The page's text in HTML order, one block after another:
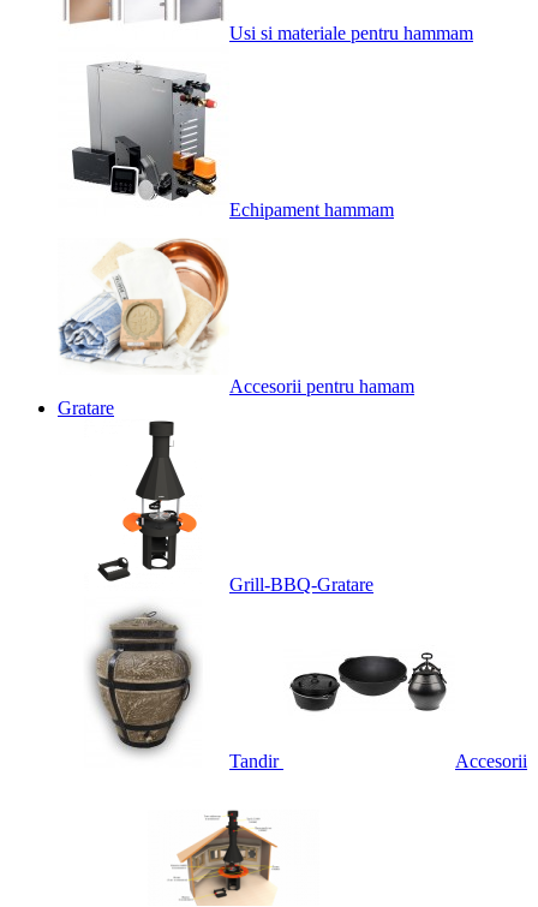
Usi si materiale pentru hammam
Echipament hammam
Accesorii pentru hamam
Gratare
Grill-BBQ-Gratare
Tandir Accesorii